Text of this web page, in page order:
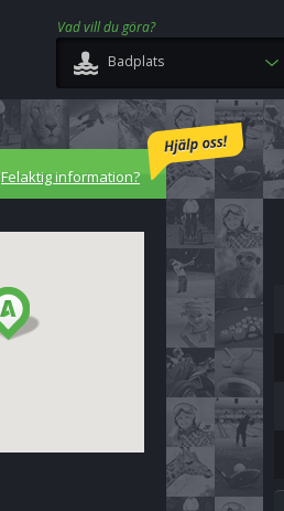
Vad vill du göra?
Badplats
Felaktig information?